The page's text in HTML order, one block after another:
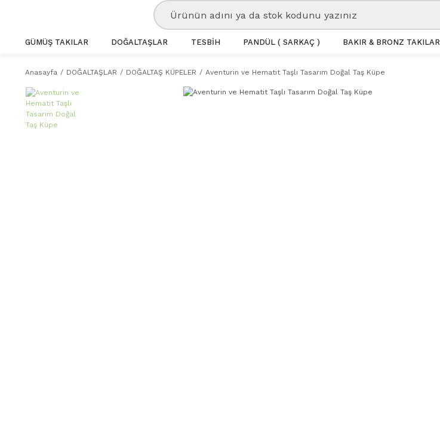
GÜMÜŞ TAKILAR DOĞALTAŞLAR TESBİH PANDÜL ( SARKAÇ ) BAKIR & BRONZ TAKILAR
Anasayfa DOĞALTAŞLAR DOĞALTAŞ KÜPELER Aventurin ve Hematit Taşlı Tasarım Doğal Taş Küpe